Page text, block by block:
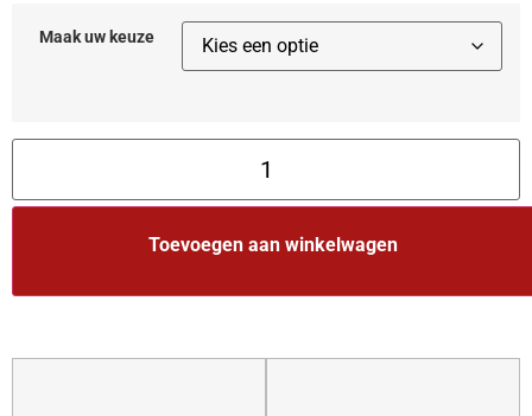
Maak uw keuze
Toevoegen aan winkelwagen